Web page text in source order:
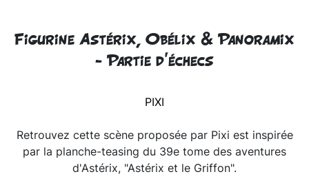
Figurine Astérix, Obélix & Panoramix
- Partie d'échecs
PIXI
Retrouvez cette scène proposée par Pixi est inspirée
par la planche-teasing du 39e tome des aventures
d'Astérix, "Astérix et le Griffon".